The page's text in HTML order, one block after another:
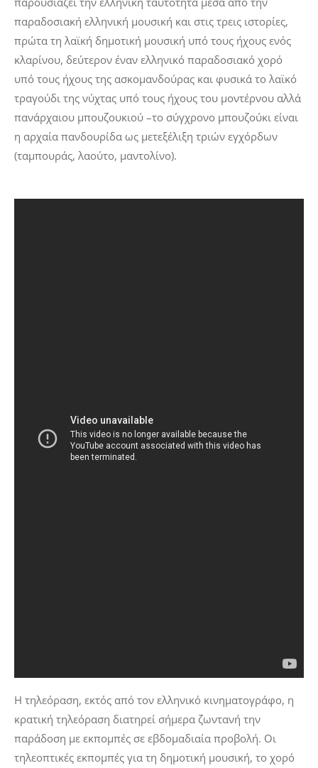
παραδοσιακή ελληνική μουσική και στις τρεις ιστορίες,
πρώτα τη λαϊκή δημοτική μουσική υπό τους ήχους ενός
κλαρίνου, δεύτερον έναν ελληνικό παραδοσιακό χορό
υπό τους ήχους της ασκομανδούρας και φυσικά το λαϊκό
τραγούδι της νύχτας υπό τους ήχους του μοντέρνου αλλά
πανάρχαιου μπουζουκιού –το σύγχρονο μπουζούκι είναι
η αρχαία πανδουρίδα ως μετεξέλιξη τριών εγχόρδων
(ταμπουράς, λαούτο, μαντολίνο).
Η τηλεόραση, εκτός από τον ελληνικό κινηματογράφο, η
κρατική τηλεόραση διατηρεί σήμερα ζωντανή την
παράδοση με εκπομπές σε εβδομαδιαία προβολή. Οι
τηλεοπτικές εκπομπές για τη δημοτική μουσική, το χορό